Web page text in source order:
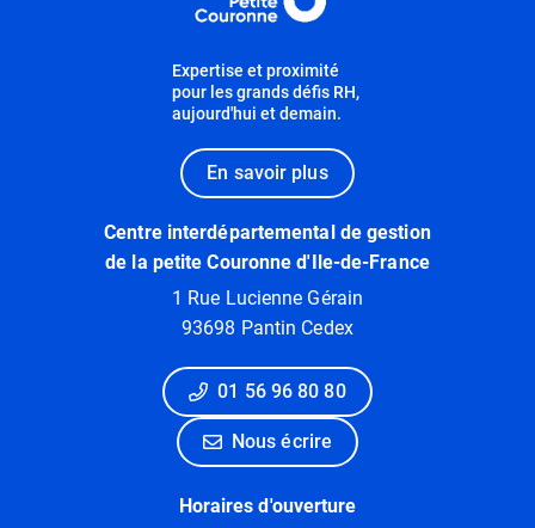
Expertise et proximité
pour les grands défis RH,
aujourd'hui et demain.
En savoir plus
Centre interdépartemental de gestion
de la petite Couronne d'Ile-de-France
1 Rue Lucienne Gérain
93698 Pantin Cedex
01 56 96 80 80
Nous écrire
Horaires d'ouverture